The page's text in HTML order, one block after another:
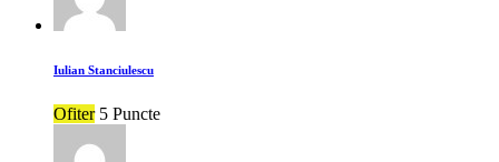
Iulian Stanciulescu
Ofiter 5 Puncte